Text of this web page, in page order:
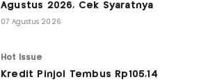
Agustus 2026, Cek Syaratnya
07 Agustus 2026
Hot Issue
Kredit Pinjol Tembus Rp105,14